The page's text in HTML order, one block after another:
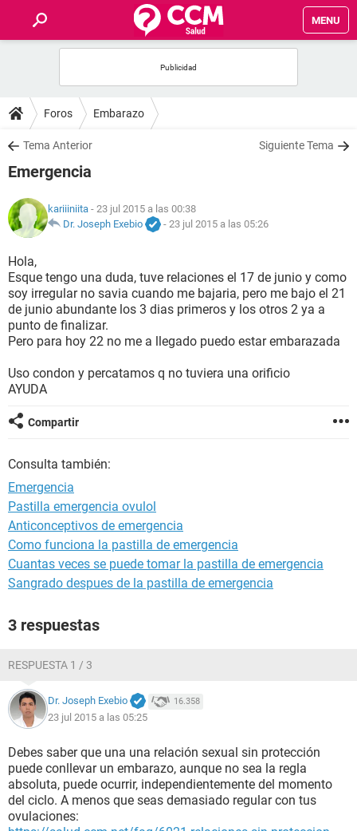
MENU
FOROS
SALUD
FAMILIA
NUTRICIÓN
BIENESTAR
SEXUALIDAD
GLOSARIO
Foros Embarazo
Tema Anterior Siguiente Tema
Emergencia
kariiiniita - 23 jul 2015 a las 00:38
Dr. Joseph Exebio
- 23 jul 2015 a las 05:26
Hola,
Esque tengo una duda, tuve relaciones el 17 de junio y como
soy irregular no savia cuando me bajaria, pero me bajo el 21
de junio abundante los 3 dias primeros y los otros 2 ya a
punto de finalizar.
Pero para hoy 22 no me a llegado puedo estar embarazada
Uso condon y percatamos q no tuviera una orificio
AYUDA
Compartir
Consulta también:
Emergencia
Pastilla emergencia ovulol
Anticonceptivos de emergencia
Como funciona la pastilla de emergencia
Cuantas veces se puede tomar la pastilla de emergencia
Sangrado despues de la pastilla de emergencia
3 respuestas
RESPUESTA 1 / 3
Dr. Joseph Exebio 16.358
23 jul 2015 a las 05:25
Debes saber que una una relación sexual sin protección
puede conllevar un embarazo, aunque no sea la regla
absoluta, puede ocurrir, independientemente del momento
del ciclo. A menos que seas demasiado regular con tus
ovulaciones: